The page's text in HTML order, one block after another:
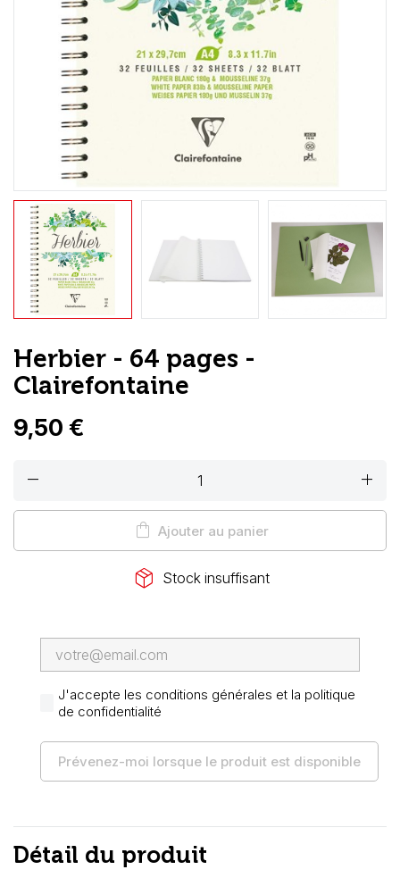
Loisirs Créatifs
Coffrets & cadeaux
Encadrement
Contact / Aide
Herbier - 64 pages -
Clairefontaine
9,50 €
remove add
shopping_bag Ajouter au panier
package_2 Stock insuffisant
J'accepte les conditions générales et la politique
de confidentialité
Prévenez-moi lorsque le produit est disponible
Détail du produit